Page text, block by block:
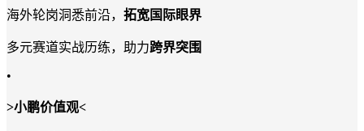
海外轮岗洞悉前沿， 拓宽国际眼界
多元赛道实战历练，助力跨界突围
•
>小鹏价值观<